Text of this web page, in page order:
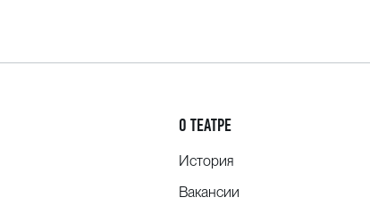
О ТЕАТРЕ
История
Вакансии